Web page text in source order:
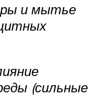
и мытье
(сильные